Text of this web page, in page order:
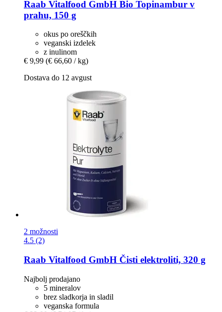
Raab Vitalfood GmbH Bio Topinambur v
prahu, 150 g
okus po oreščkih
veganski izdelek
z inulinom
€ 9,99 (€ 66,60 / kg)
Dostava do 12 avgust
2 možnosti
4.5 (2)
Raab Vitalfood GmbH Čisti elektroliti, 320 g
Najbolj prodajano
5 mineralov
brez sladkorja in sladil
veganska formula